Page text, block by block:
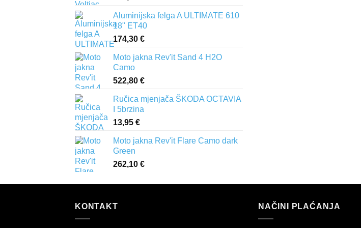
Aluminijska felga A ULTIMATE 610
18" ET40
174,30 €
Moto jakna Rev'it Sand 4 H2O
Camo
522,80 €
Ručica mjenjača ŠKODA OCTAVIA
I 5brzina
13,95 €
Moto jakna Rev'it Flare Camo dark
Green
262,10 €
KONTAKT NAČINI PLAĆANJA